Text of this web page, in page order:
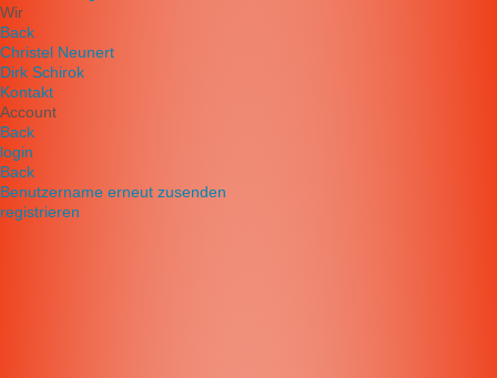
Wir
Back
Christel Neunert
Dirk Schirok
Kontakt
Account
Back
login
Back
Benutzername erneut zusenden
registrieren